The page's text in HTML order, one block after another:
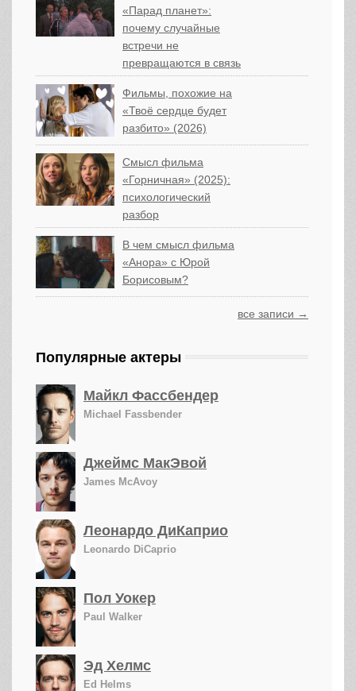
«Парад планет»:
почему случайные
встречи не
превращаются в связь
Фильмы, похожие на
«Твоё сердце будет
разбито» (2026)
Смысл фильма
«Горничная» (2025):
психологический
разбор
В чем смысл фильма
«Анора» с Юрой
Борисовым?
все записи →
Популярные актеры
Майкл Фассбендер
Michael Fassbender
Джеймс МакЭвой
James McAvoy
Леонардо ДиКаприо
Leonardo DiCaprio
Пол Уокер
Paul Walker
Эд Хелмс
Ed Helms